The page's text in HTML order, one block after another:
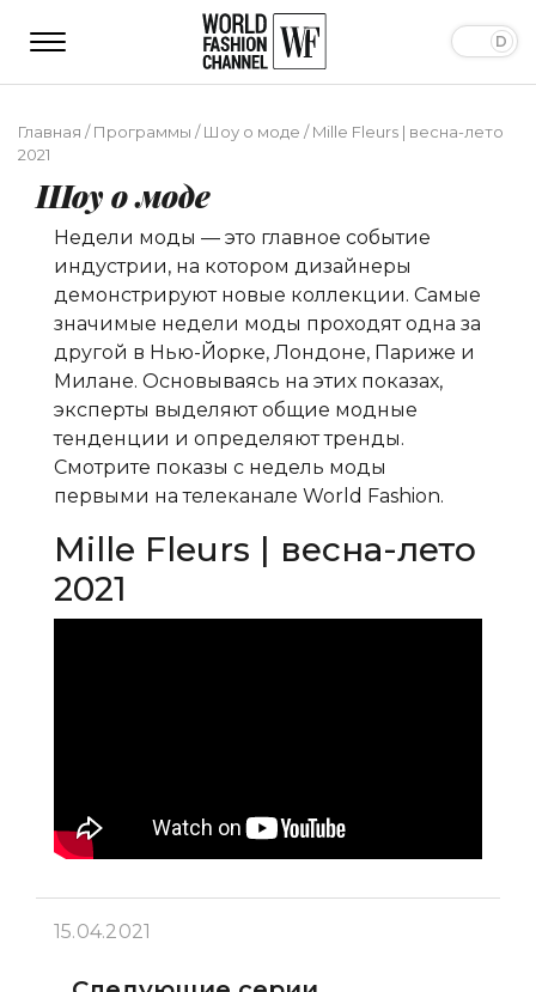
Главная /Программы /Шоу о моде /Mille Fleurs | весна-лето
2021
Шоу о моде
Недели моды — это главное событие
индустрии, на котором дизайнеры
демонстрируют новые коллекции. Самые
значимые недели моды проходят одна за
другой в Нью-Йорке, Лондоне, Париже и
Милане. Основываясь на этих показах,
эксперты выделяют общие модные
тенденции и определяют тренды.
Смотрите показы с недель моды
первыми на телеканале World Fashion.
Mille Fleurs | весна-лето
2021
15.04.2021